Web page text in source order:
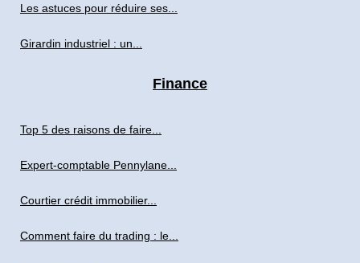
Les astuces pour réduire ses...
Girardin industriel : un...
Finance
Top 5 des raisons de faire...
Expert-comptable Pennylane...
Courtier crédit immobilier...
Comment faire du trading : le...